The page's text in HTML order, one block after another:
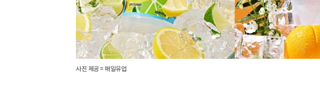
사진 제공 = 매일유업